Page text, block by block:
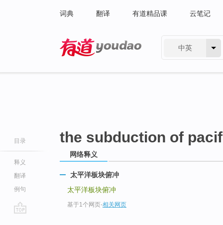
词典 翻译 有道精品课 云笔记
中英
目录
释义
翻译
例句
the subduction of
网络释义
太平洋板块俯冲
太平洋板块俯冲
基于1个网页-相关网页